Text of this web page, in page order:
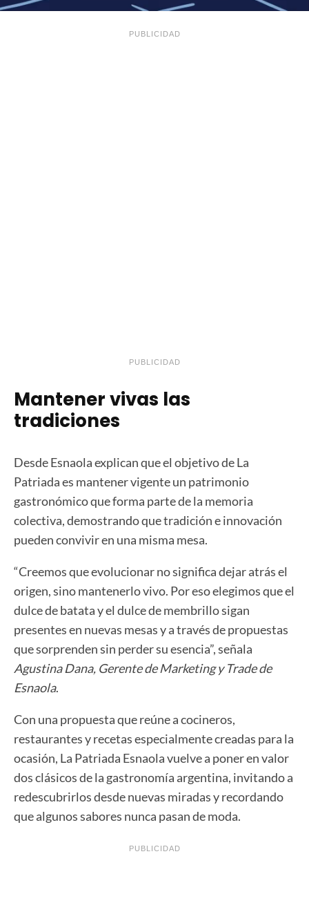
PUBLICIDAD
PUBLICIDAD
Mantener vivas las
tradiciones
Desde Esnaola explican que el objetivo de La
Patriada es mantener vigente un patrimonio
gastronómico que forma parte de la memoria
colectiva, demostrando que tradición e innovación
pueden convivir en una misma mesa.
“Creemos que evolucionar no significa dejar atrás el
origen, sino mantenerlo vivo. Por eso elegimos que el
dulce de batata y el dulce de membrillo sigan
presentes en nuevas mesas y a través de propuestas
que sorprenden sin perder su esencia”, señala
Agustina Dana, Gerente de Marketing y Trade de
Esnaola.
Con una propuesta que reúne a cocineros,
restaurantes y recetas especialmente creadas para la
ocasión, La Patriada Esnaola vuelve a poner en valor
dos clásicos de la gastronomía argentina, invitando a
redescubrirlos desde nuevas miradas y recordando
que algunos sabores nunca pasan de moda.
PUBLICIDAD